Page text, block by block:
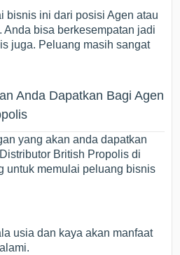
bisnis ini dari posisi Agen atau
Anda bisa berkesempatan jadi
juga. Peluang masih sangat
Anda Dapatkan Bagi Agen
yang akan anda dapatkan
British Propolis di
untuk memulai peluang bisnis
usia dan kaya akan manfaat